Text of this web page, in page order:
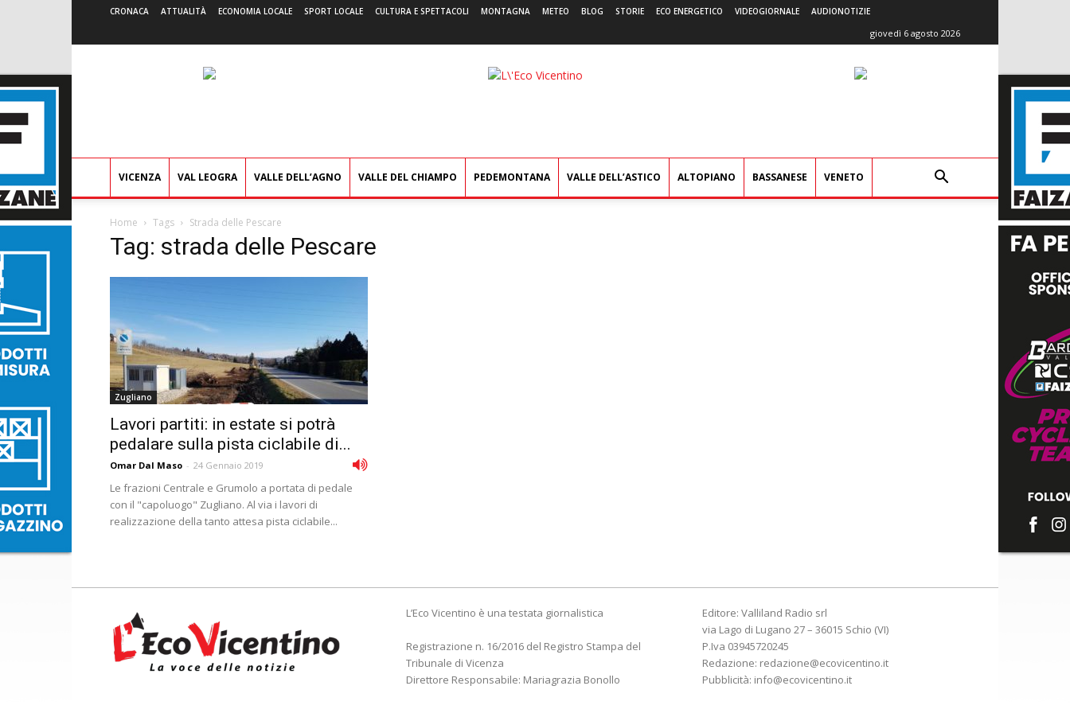
CRONACA ATTUALITÀ ECONOMIA LOCALE SPORT LOCALE CULTURA E SPETTACOLI MONTAGNA METEO BLOG STORIE ECO ENERGETICO VIDEOGIORNALE AUDIONOTIZIE
giovedì 6 agosto 2026
L'Eco
VICENZA VAL LEOGRA VALLE DELL’AGNO VALLE DEL CHIAMPO PEDEMONTANA VALLE DELL’ASTICO ALTOPIANO BASSANESE VENETO
Home Tags Strada delle Pescare
Tag: strada delle Pescare
Zugliano
Lavori partiti: in estate si potrà
pedalare sulla pista ciclabile di...
Omar Dal Maso - 24 Gennaio 2019
Le frazioni Centrale e Grumolo a portata di pedale
con il "capoluogo" Zugliano. Al via i lavori di
realizzazione della tanto attesa pista ciclabile...
L’Eco Vicentino è una testata giornalistica
Registrazione n. 16/2016 del Registro Stampa del
Tribunale di Vicenza
Direttore Responsabile: Mariagrazia Bonollo
Editore: Valliland Radio srl
via Lago di Lugano 27 – 36015 Schio (VI)
P.Iva 03945720245
Redazione: redazione@ecovicentino.it
Pubblicità: info@ecovicentino.it